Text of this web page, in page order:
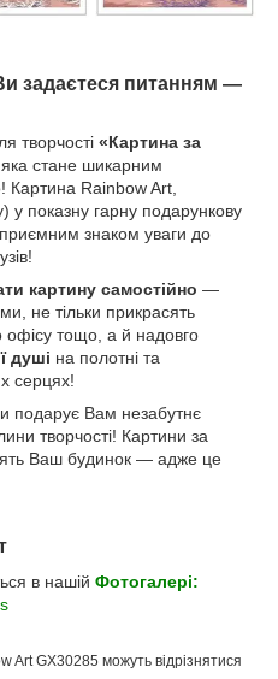
задаєтеся питанням —
творчості «Картина за
, яка стане шикарним
Картина Rainbow Art,
у показну гарну подарункову
знаком уваги до
картину самостійно —
не тільки прикрасять
офісу тощо, а й надовго
душі на полотні та
серцях!
подарує Вам незабутнє
творчості! Картини за
Ваш будинок — адже це
в нашій Фотогалері:
Art GX30285 можуть відрізнятися